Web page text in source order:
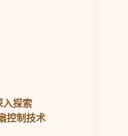
入探索
控制技术